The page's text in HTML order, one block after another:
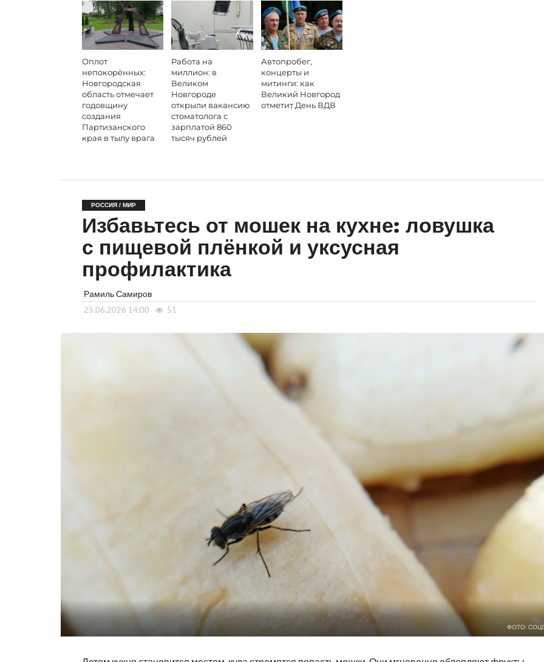
Оплот
непокорённых:
Новгородская
область отмечает
годовщину
создания
Партизанского
края в тылу врага
Работа на
миллион: в
Великом
Новгороде
открыли вакансию
стоматолога с
зарплатой 860
тысяч рублей
Автопробег,
концерты и
митинги: как
Великий Новгород
отметит День ВДВ
РОССИЯ / МИР
Избавьтесь от мошек на кухне: ловушка
с пищевой плёнкой и уксусная
профилактика
Рамиль Самиров
25.06.2026 14:00 51
ФОТО: